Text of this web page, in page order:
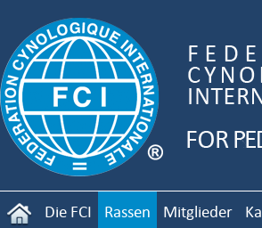
Die FCI Rassen Mitglieder